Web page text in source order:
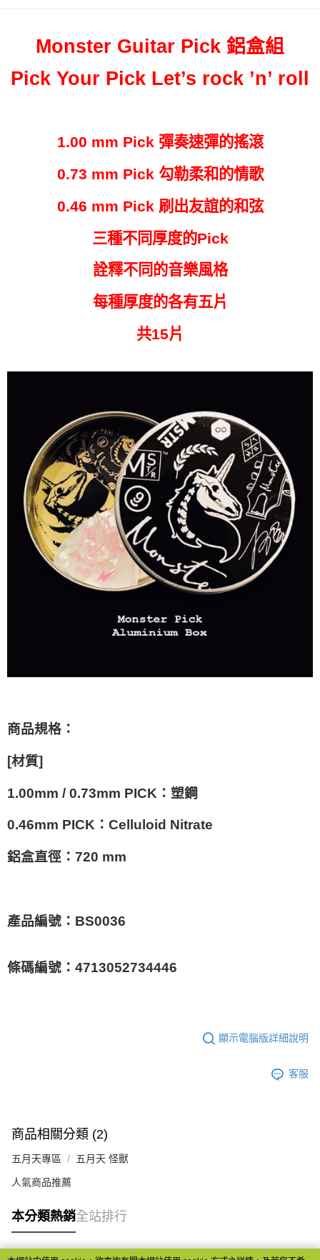
全盈+PAY
ATM付款
全家取貨付款
每筆NT$65，滿NT$1,000(含以上)免運費
每筆NT$65，滿NT$1,000(含以上)免運費
每筆NT$65，滿NT$1,000(含以上)免運費
每筆NT$85，滿NT$1,000(含以上)免運費
Monster Guitar Pick 鋁盒組
Pick Your Pick Let’s rock ’n’ roll
1.00 mm Pick 彈奏速彈的搖滾
0.73 mm Pick 勾勒柔和的情歌
0.46 mm Pick 刷出友誼的和弦
三種不同厚度的Pick
詮釋不同的音樂風格
每種厚度的各有五片
共15片
商品規格：
[材質]
1.00mm / 0.73mm PICK ：塑鋼
0.46mm PICK ： Celluloid Nitrate
鋁盒直徑： 720 mm
產品編號：BS0036
條碼編號：4713052734446
顯示電腦版詳細說明
客服
商品相關分類 (2)
五月天專區 五月天 怪獸
人氣商品推薦
本分類熱銷全站排行